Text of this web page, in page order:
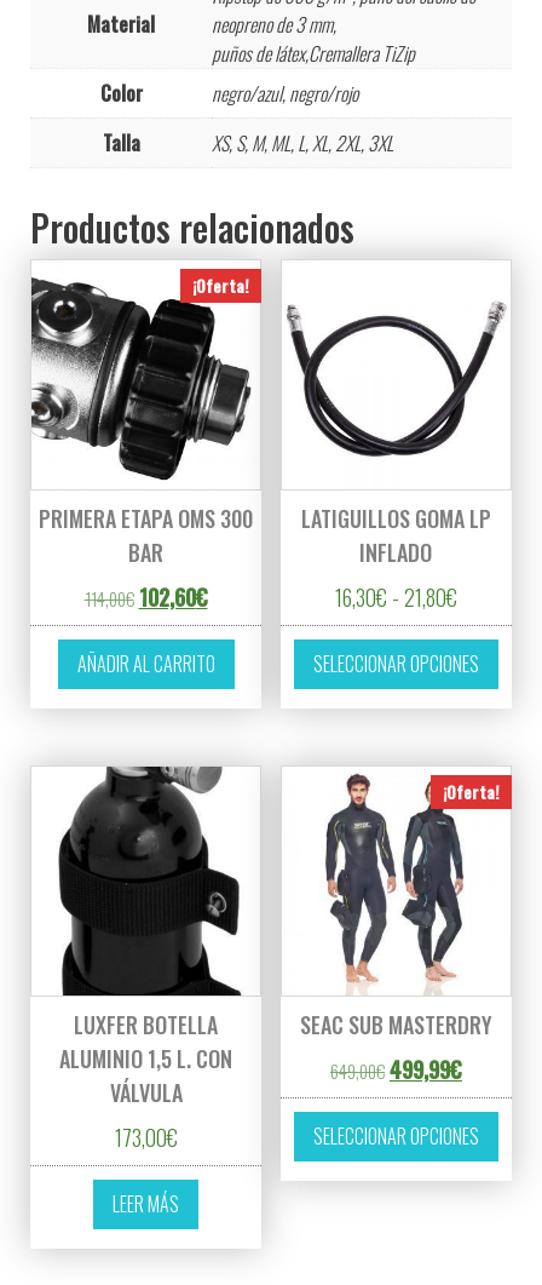
Material
neopreno de 3 mm,
puños de látex,Cremallera TiZip
Color
negro/azul, negro/rojo
Talla
XS, S, M, ML, L, XL, 2XL, 3XL
Productos relacionados
¡Oferta!
PRIMERA ETAPA OMS 300
BAR
114,00€ El precio original era: 114,00€.
102,60€El precio actual es: 102,60€.
AÑADIR AL CARRITO
LATIGUILLOS GOMA LP
INFLADO
16,30€ -21,80€Rango de
SELECCIONAR OPCIONES
Este
LUXFER BOTELLA
ALUMINIO 1,5 L. CON
VÁLVULA
173,00€
LEER MÁS
¡Oferta!
SEAC SUB MASTERDRY
649,00€El precio original
499,99€El precio
SELECCIONAR OPCIONES
Este